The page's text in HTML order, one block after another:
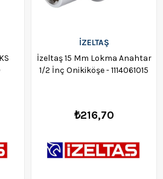
İZELTAŞ
İzeltaş 15 Mm Lokma Anahtar
1/2 İnç Onikiköşe - 1114061015
₺216,70